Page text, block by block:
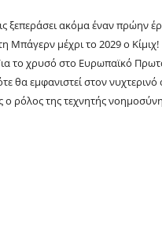
ξεπεράσει ακόμα έναν πρώην
Μπάγερν μέχρι το 2029 ο Κίμιχ!
το χρυσό στο Ευρωπαϊκό
θα εμφανιστεί στον
ο ρόλος της τεχνητής